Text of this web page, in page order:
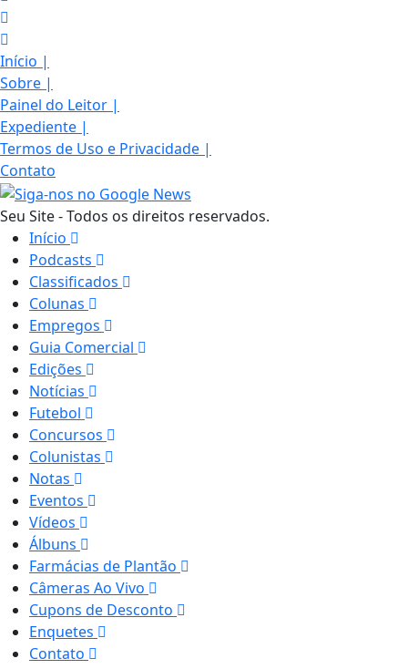
Início |
Sobre |
Painel do Leitor |
Expediente |
Termos de Uso e Privacidade |
Contato
Seu Site - Todos os direitos reservados.
Início
Podcasts
Classificados
Colunas
Empregos
Guia Comercial
Edições
Notícias
Futebol
Concursos
Colunistas
Notas
Eventos
Vídeos
Álbuns
Farmácias de Plantão
Câmeras Ao Vivo
Cupons de Desconto
Enquetes
Contato